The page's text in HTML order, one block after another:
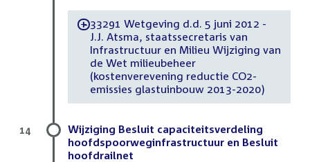
-33291 Wetgeving d.d. 5 juni 2012 -
J.J. Atsma, staatssecretaris van
Infrastructuur en Milieu Wijziging van
de Wet milieubeheer
(kostenverevening reductie CO2-
emissies glastuinbouw 2013-2020)
Wijziging Besluit capaciteitsverdeling
hoofdspoorweginfrastructuur en Besluit
hoofdrailnet
14